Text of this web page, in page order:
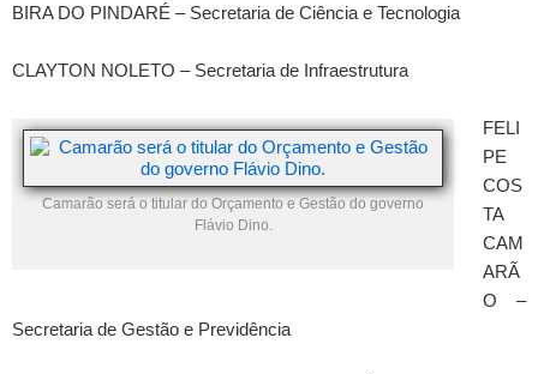
BIRA DO PINDARÉ – Secretaria de Ciência e Tecnologia
CLAYTON NOLETO – Secretaria de Infraestrutura
Camarão será o titular do Orçamento e Gestão do governo
Flávio Dino.
FELI
PE
COS
TA
CAM
ARÃ
O –
Secretaria de Gestão e Previdência